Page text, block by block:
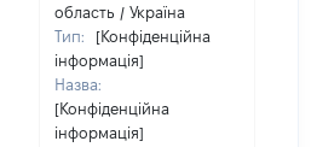
область / Україна
Тип:
[Конфіденційна
інформація]
Назва:
[Конфіденційна
інформація]